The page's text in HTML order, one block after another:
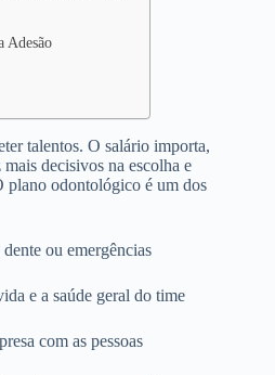
Adesão
talentos. O salário importa,
decisivos na escolha e
plano odontológico é um dos
ou emergências
e a saúde geral do time
com as pessoas